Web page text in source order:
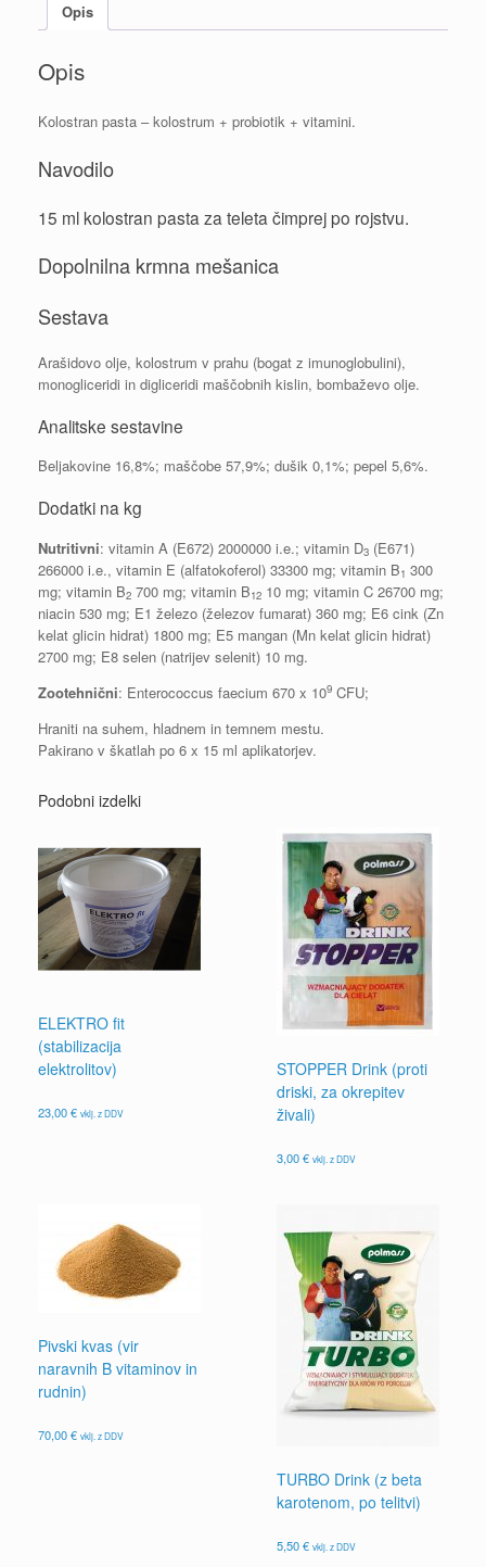
Opis
Opis
Kolostran pasta – kolostrum + probiotik + vitamini.
Navodilo
15 ml kolostran pasta za teleta čimprej po rojstvu.
Dopolnilna krmna mešanica
Sestava
Arašidovo olje, kolostrum v prahu (bogat z imunoglobulini),
monogliceridi in digliceridi maščobnih kislin, bombaževo olje.
Analitske sestavine
Beljakovine 16,8%; maščobe 57,9%; dušik 0,1%; pepel 5,6%.
Dodatki na kg
Nutritivni: vitamin A (E672) 2000000 i.e.; vitamin D3 (E671)
266000 i.e., vitamin E (alfatokoferol) 33300 mg; vitamin B1 300
mg; vitamin B2 700 mg; vitamin B12 10 mg; vitamin C 26700 mg;
niacin 530 mg; E1 železo (železov fumarat) 360 mg; E6 cink (Zn
kelat glicin hidrat) 1800 mg; E5 mangan (Mn kelat glicin hidrat)
2700 mg; E8 selen (natrijev selenit) 10 mg.
Zootehnični: Enterococcus faecium 670 x 109 CFU;
Hraniti na suhem, hladnem in temnem mestu.
Pakirano v škatlah po 6 x 15 ml aplikatorjev.
Podobni izdelki
ELEKTRO fit
(stabilizacija
elektrolitov)
23,00€ vklj. z DDV
STOPPER Drink (proti
driski, za okrepitev
živali)
3,00€ vklj. z DDV
Pivski kvas (vir
naravnih B vitaminov in
rudnin)
70,00€ vklj. z DDV
TURBO Drink (z beta
karotenom, po telitvi)
5,50€ vklj. z DDV